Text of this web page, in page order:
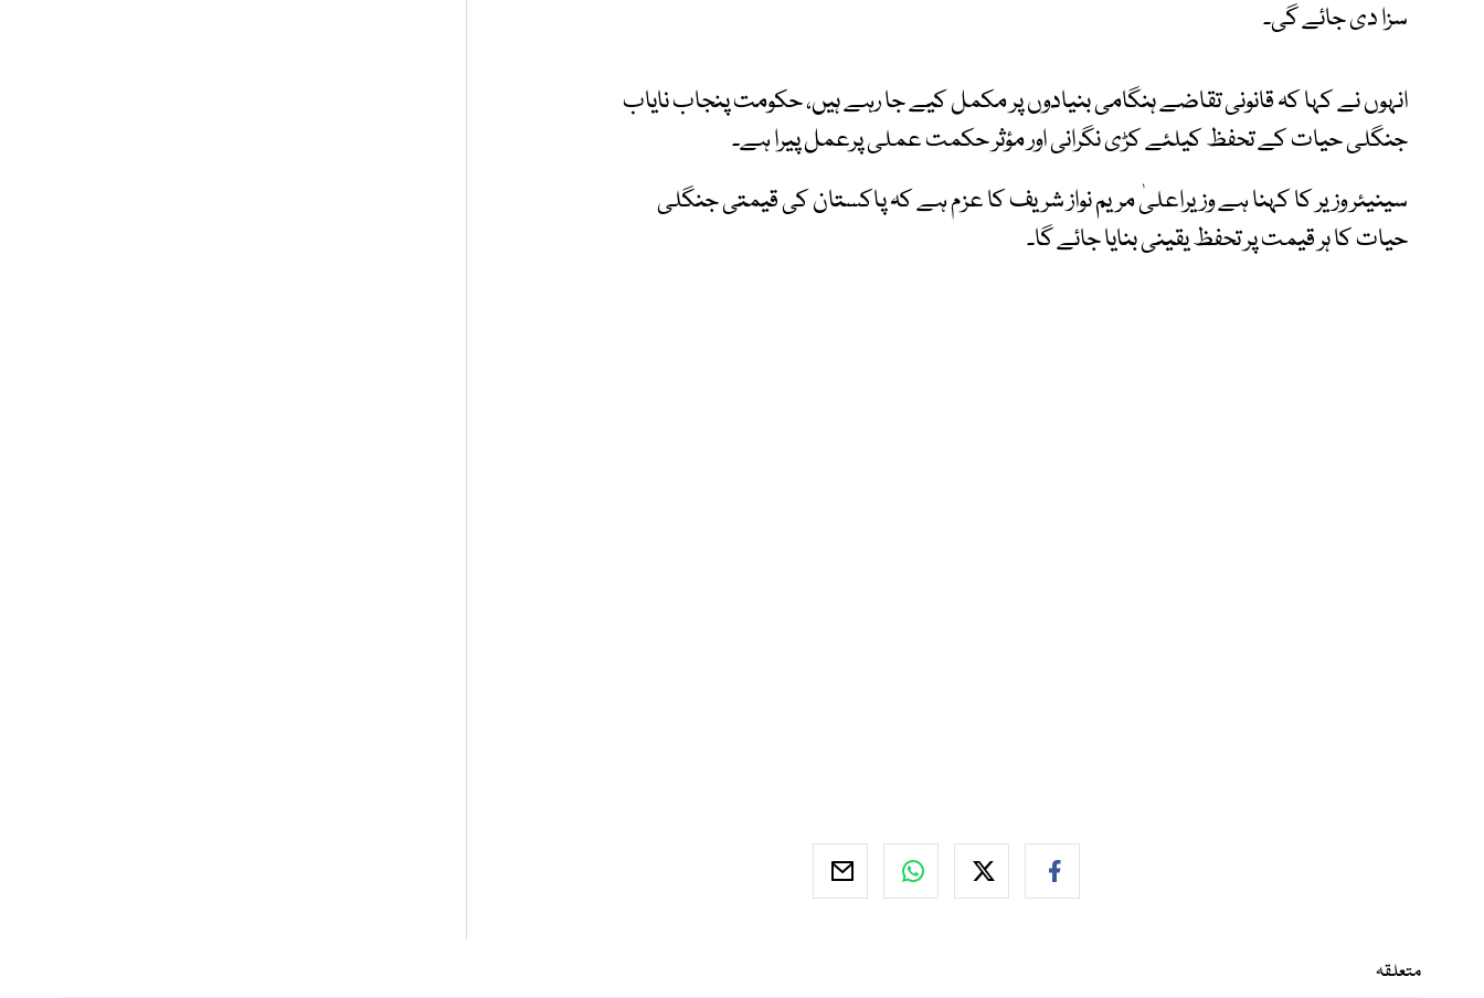
سزا دی جائے گی۔
انہوں نے کہا کہ قانونی تقاضے ہنگامی بنیادوں پر مکمل کیے جا رہے ہیں، حکومت پنجاب نایاب
جنگلی حیات کے تحفظ کیلئے کڑی نگرانی اور مؤثر حکمت عملی پرعمل پیرا ہے۔
سینیئر وزیر کا کہنا ہے وزیراعلیٰ مریم نواز شریف کا عزم ہے کہ پاکستان کی قیمتی جنگلی
حیات کا ہر قیمت پر تحفظ یقینی بنایا جائے گا۔
متعلقہ